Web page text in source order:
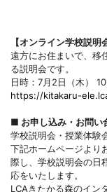
【オンライン学校説明
遠方にお住まいで、移
る説明会です。
日時：7月2日（木）
https://kitakaru-
■ お申し込み・お問い
学校説明会・授業体験
下記ホームページより
際し、学校説明会の日
応をいたします。
LCAきたかる森のイン